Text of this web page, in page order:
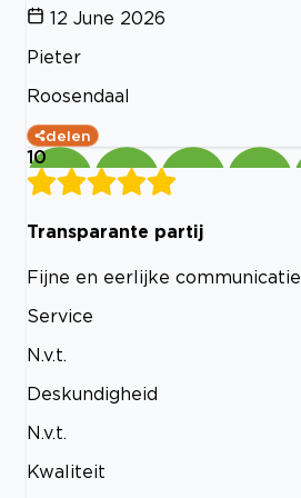
12 June 2026
Pieter
Roosendaal
delen
10
Transparante partij
Fijne en eerlijke communicatie
Service
N.v.t.
Deskundigheid
N.v.t.
Kwaliteit